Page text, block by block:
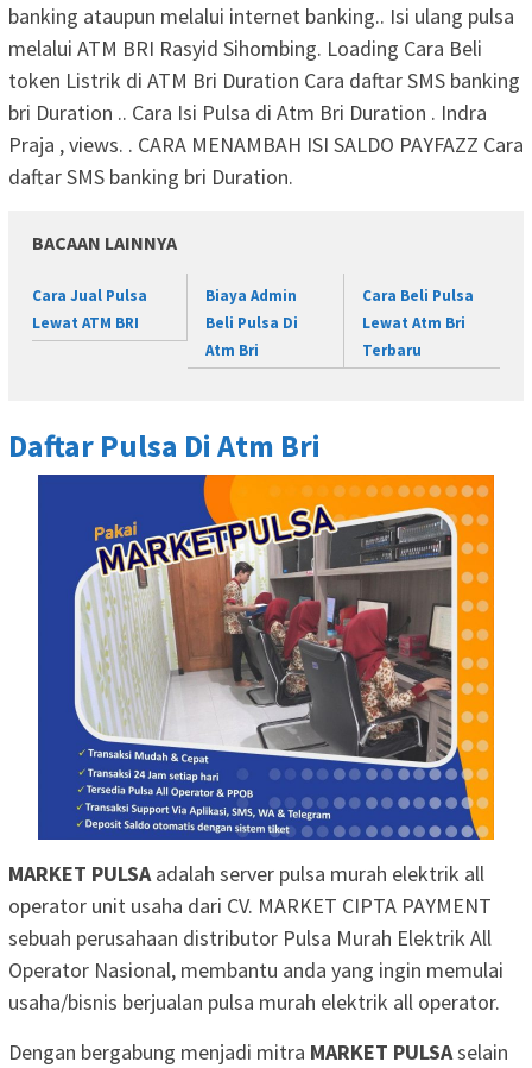
banking ataupun melalui internet banking.. Isi ulang pulsa
melalui ATM BRI Rasyid Sihombing. Loading Cara Beli
token Listrik di ATM Bri Duration Cara daftar SMS banking
bri Duration .. Cara Isi Pulsa di Atm Bri Duration . Indra
Praja , views. . CARA MENAMBAH ISI SALDO PAYFAZZ Cara
daftar SMS banking bri Duration.
BACAAN LAINNYA
Cara Jual Pulsa
Lewat ATM BRI
Biaya Admin
Beli Pulsa Di
Atm Bri
Cara Beli Pulsa
Lewat Atm Bri
Terbaru
Daftar Pulsa Di Atm Bri
MARKET PULSAadalah server pulsa murah elektrik all
operator unit usaha dari CV. MARKET CIPTA PAYMENT
sebuah perusahaan distributor Pulsa Murah Elektrik All
Operator Nasional, membantu anda yang ingin memulai
usaha/bisnis berjualan pulsa murah elektrik all operator.
Dengan bergabung menjadi mitra MARKET PULSAselain